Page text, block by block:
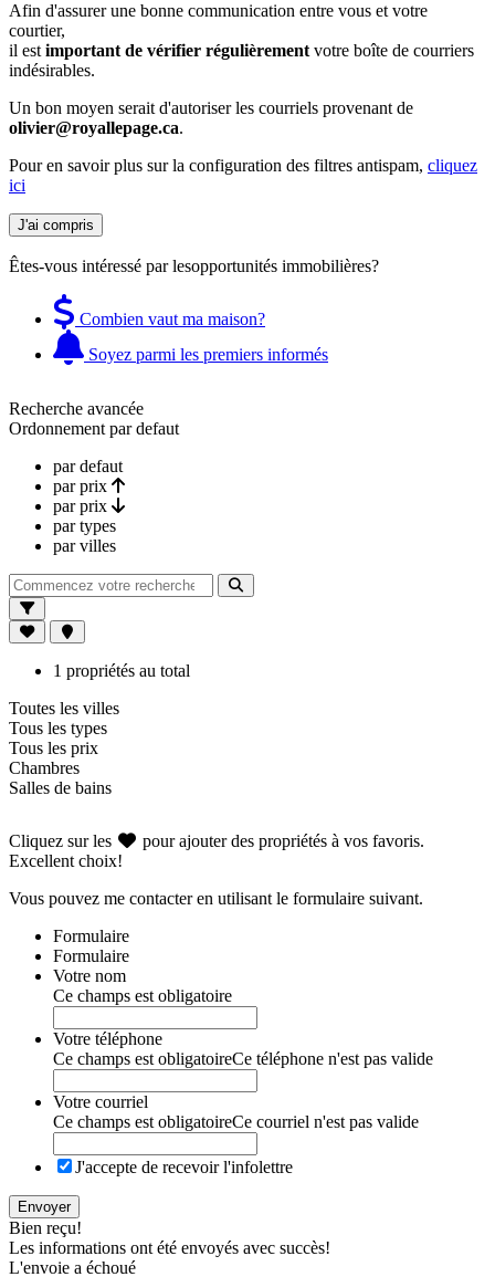
Afin d'assurer une bonne communication entre vous et votre
courtier,
il est important de vérifier régulièrement votre boîte de courriers
indésirables.
Un bon moyen serait d'autoriser les courriels provenant de
olivier@royallepage.ca.
Pour en savoir plus sur la configuration des filtres antispam, cliquez
ici
J'ai compris
Êtes-vous intéressé par lesopportunités immobilières?
Combien vaut ma maison?
Soyez parmi les premiers informés
Recherche avancée
Ordonnement par defaut
par defaut
par prix
par prix
par types
par villes
1 propriétés au total
Toutes les villes
Tous les types
Tous les prix
Chambres
Salles de bains
Cliquez sur les
pour ajouter des propriétés à vos favoris.
Excellent choix!
Vous pouvez me contacter en utilisant le formulaire suivant.
Formulaire
Formulaire
Votre nom
Ce champs est obligatoire
Votre téléphone
Ce champs est obligatoireCe téléphone n'est pas valide
Votre courriel
Ce champs est obligatoireCe courriel n'est pas valide
J'accepte de recevoir l'infolettre
Envoyer
Bien reçu!
Les informations ont été envoyés avec succès!
L'envoie a échoué